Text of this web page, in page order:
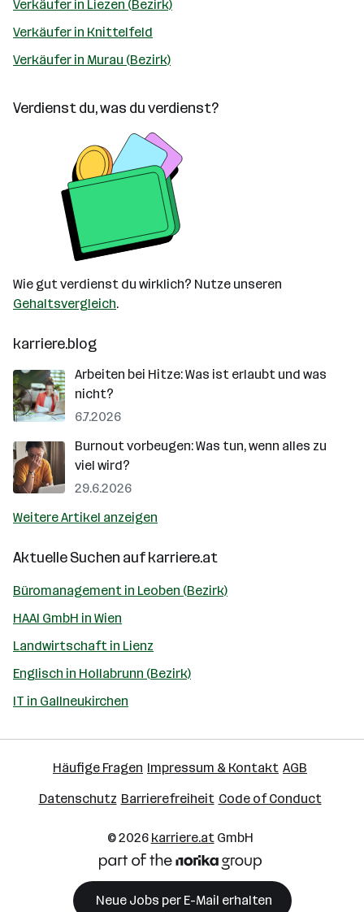
Verkäufer in Liezen (Bezirk)
Verkäufer in Knittelfeld
Verkäufer in Murau (Bezirk)
Verdienst du, was du verdienst?
Wie gut verdienst du wirklich? Nutze unseren
Gehaltsvergleich.
karriere.blog
Arbeiten bei Hitze: Was ist erlaubt und was
nicht?
6.7.2026
Burnout vorbeugen: Was tun, wenn alles zu
viel wird?
29.6.2026
Weitere Artikel anzeigen
Aktuelle Suchen aufkarriere.at
Büromanagement in Leoben (Bezirk)
HAAI GmbH in Wien
Landwirtschaft in Lienz
Englisch in Hollabrunn (Bezirk)
IT in Gallneukirchen
Häufige Fragen Impressum & Kontakt AGB
Datenschutz Barrierefreiheit Code of Conduct
© 2026 karriere.atGmbH
Neue Jobs per E-Mail erhalten